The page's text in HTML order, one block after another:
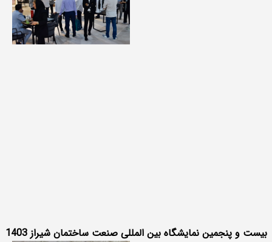
بیست و پنجمین نمایشگاه بین المللی صنعت ساختمان شیراز 1403